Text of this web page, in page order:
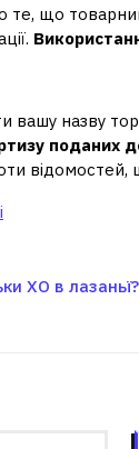
те, що
вашу назву
поданих
відомостей,
ХО в лазаньї?